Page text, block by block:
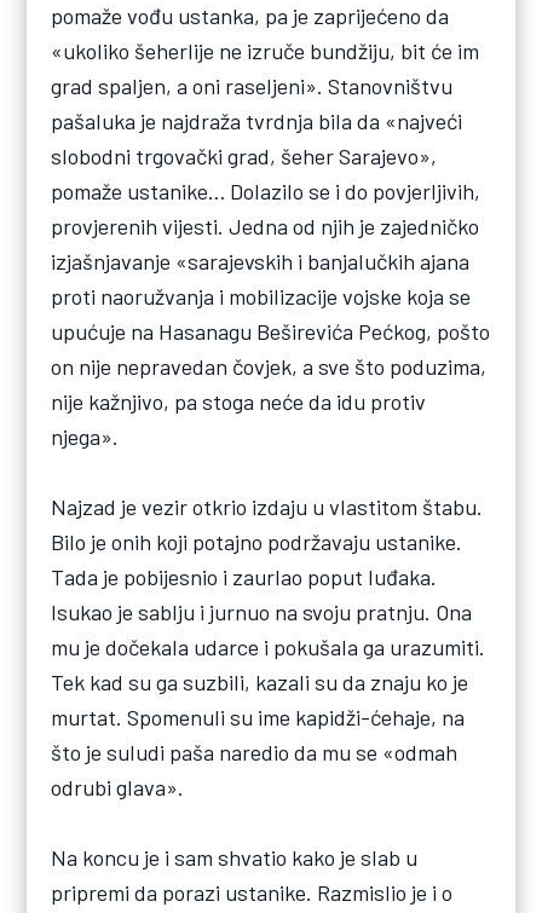
pomaže vođu ustanka, pa je zaprijećeno da
«ukoliko šeherlije ne izruče bundžiju, bit će im
grad spaljen, a oni raseljeni». Stanovništvu
pašaluka je najdraža tvrdnja bila da «najveći
slobodni trgovački grad, šeher Sarajevo»,
pomaže ustanike… Dolazilo se i do povjerljivih,
provjerenih vijesti. Jedna od njih je zajedničko
izjašnjavanje «sarajevskih i banjalučkih ajana
proti naoružvanja i mobilizacije vojske koja se
upućuje na Hasanagu Beširevića Pećkog, pošto
on nije nepravedan čovjek, a sve što poduzima,
nije kažnjivo, pa stoga neće da idu protiv
njega».
Najzad je vezir otkrio izdaju u vlastitom štabu.
Bilo je onih koji potajno podržavaju ustanike.
Tada je pobijesnio i zaurlao poput luđaka.
Isukao je sablju i jurnuo na svoju pratnju. Ona
mu je dočekala udarce i pokušala ga urazumiti.
Tek kad su ga suzbili, kazali su da znaju ko je
murtat. Spomenuli su ime kapidži-ćehaje, na
što je suludi paša naredio da mu se «odmah
odrubi glava».
Na koncu je i sam shvatio kako je slab u
pripremi da porazi ustanike. Razmislio je i o